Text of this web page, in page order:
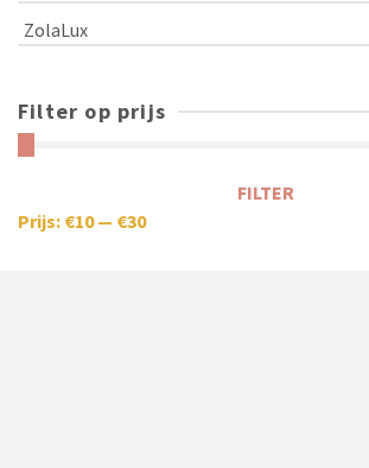
ZolaLux
Filter op prijs
FILTER
Prijs: €10— €30